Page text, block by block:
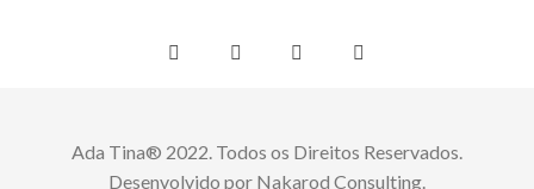
Ada Tina® 2022. Todos os Direitos Reservados.
Desenvolvido por Nakarod Consulting.